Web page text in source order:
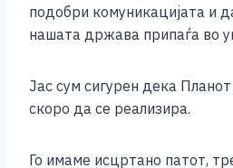
подобри комуникацијата и
нашата држава припаѓа во
Јас сум сигурен дека
скоро да се реализира.
Го имаме исцртано патот,